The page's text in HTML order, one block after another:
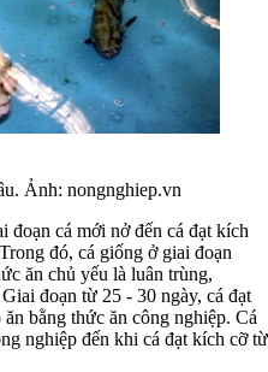
Ảnh: nongnghiep.vn
cá mới nở đến cá đạt kích
đó, cá giống ở giai đoạn
ăn chủ yếu là luân trùng,
đoạn từ 25 - 30 ngày, cá đạt
bằng thức ăn công nghiệp. Cá
nghiệp đến khi cá đạt kích cỡ từ